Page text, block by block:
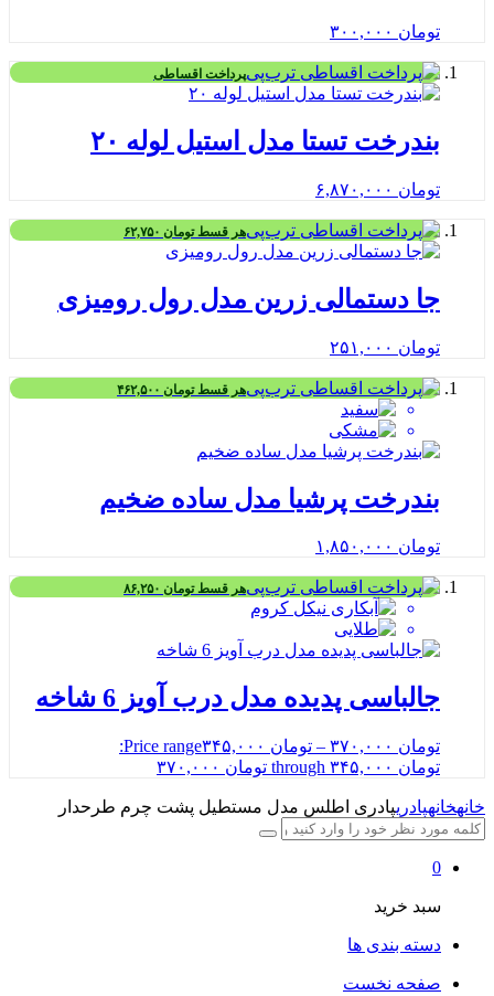
تومان
پرداخت اقساطی
بندرخت تستا مدل استیل لوله ۲۰
تومان
هر قسطتومان
جا دستمالی زرین مدل رول رومیزی
تومان
هر قسطتومان
بندرخت پرشیا مدل ساده ضخیم
تومان
هر قسطتومان
جالباسی پدیده مدل درب آویز 6 شاخه
تومان – تومان
Price range:
تومان ۳۴۵,۰۰۰ through تومان ۳۷۰,۰۰۰
خانهخانهپادریپادری اطلس مدل مستطیل پشت چرم طرحدار
0
سبد خرید
دسته بندی ها
صفحه نخست